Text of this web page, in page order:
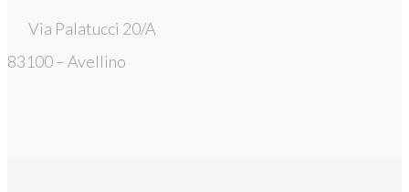
Via Palatucci 20/A
83100 – Avellino